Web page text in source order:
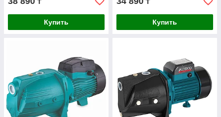
Купить Купить